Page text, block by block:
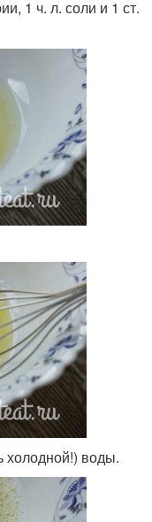
1 ч. л. соли и 1 ст.
холодной!) воды.